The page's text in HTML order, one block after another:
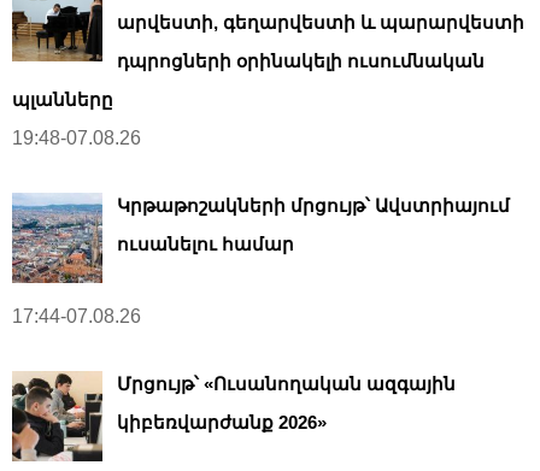
արվեստի, գեղարվեստի և պարարվեստի
դպրոցների օրինակելի ուսումնական
պլանները
19:48-07.08.26
Կրթաթոշակների մրցույթ՝ Ավստրիայում
ուսանելու համար
17:44-07.08.26
Մրցույթ՝ «Ուսանողական ազգային
կիբեռվարժանք 2026»